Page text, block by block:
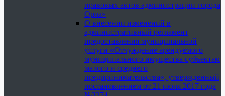
правовых актов администрации города
Орла»
О внесении изменений в
административный регламент
предоставления муниципальной
услуги «Отчуждение арендуемого
муниципального имущества субъектам
малого и среднего
предпринимательства», утвержденный
постановлением от 21 июля 2017 года